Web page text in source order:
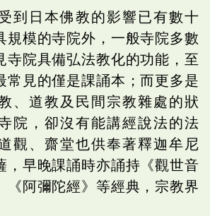
到日本佛教的影響已有數十
規模的寺院外，一般寺院多數
寺院具備弘法教化的功能，至
常見的僅是課誦本；而更多是
、道教及民間宗教雜處的狀
院，卻沒有能講經說法的法
觀、齋堂也供奉著釋迦牟尼
，早晚課誦時亦誦持《觀世音
《阿彌陀經》等經典，宗教界